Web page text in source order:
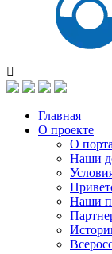
Главная
О проекте
О
Наши
Наши